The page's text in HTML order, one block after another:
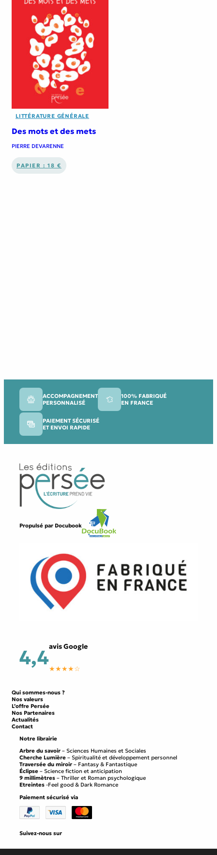
LITTÉRATURE GÉNÉRALE
Des mots et des mets
PIERRE DEVARENNE
PAPIER : 18 €
ACCOMPAGNEMENT
PERSONNALISÉ
100% FABRIQUÉ
EN FRANCE
PAIEMENT SÉCURISÉ
ET ENVOI RAPIDE
Propulsé par Docubook
4,4avis Google
★★★★☆
Qui sommes-nous ?
Nos valeurs
L’offre Persée
Nos Partenaires
Actualités
Contact
Notre librairie
Arbre du savoir – Sciences Humaines et Sociales
Cherche Lumière – Spiritualité et développement personnel
Traversée du miroir – Fantasy & Fantastique
Éclipse – Science fiction et anticipation
9 millimètres – Thriller et Roman psychologique
Etreintes -Feel good & Dark Romance
Paiement sécurisé via
Suivez-nous sur